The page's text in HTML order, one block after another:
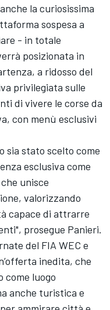
la curiosissima
sospesa a
- in totale
posizionata in
a ridosso del
privilegiata sulle
di vivere le corse da
con menù esclusivi
sia stato scelto come
esclusiva come
unisce
valorizzando
capace di attrarre
prosegue Panieri.
del FIA WEC e
inedita, che
come luogo
anche turistica e